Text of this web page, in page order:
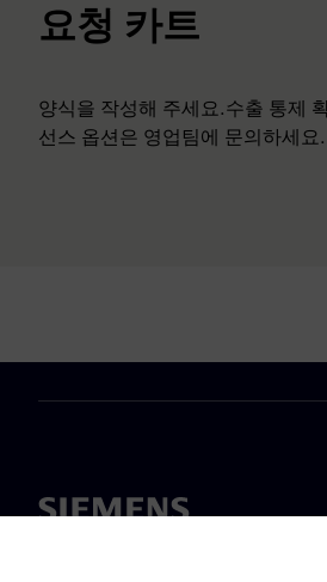
요청 카트
양식을 작성해 주세요.수출 통제
선스 옵션은 영업팀에 문의하세요.